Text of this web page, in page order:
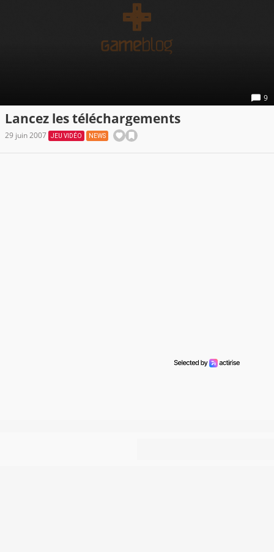
9
Lancez les téléchargements
29 juin 2007 JEU VIDÉO NEWS